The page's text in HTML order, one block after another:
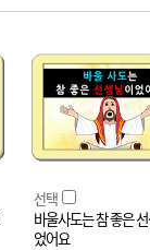
선택
바울사도는 참 좋은
었어요